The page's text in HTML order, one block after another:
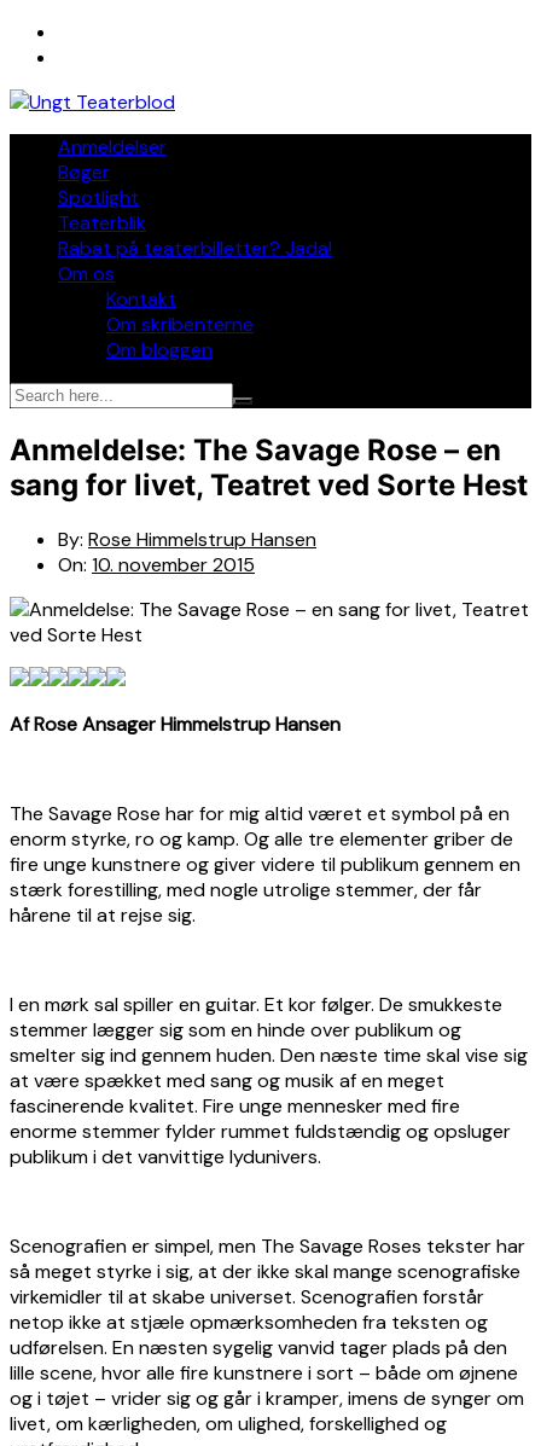
Skip
Anmeldelser
Bøger
Spotlight
Teaterblik
Rabat på teaterbilletter? Jada!
Om os
Kontakt
Om skribenterne
Om bloggen
Anmeldelse: The Savage Rose – en
sang for livet, Teatret ved Sorte Hest
By: Rose Himmelstrup Hansen
On: 10. november 2015
Af Rose Ansager Himmelstrup Hansen
The Savage Rose har for mig altid været et symbol på en
enorm styrke, ro og kamp. Og alle tre elementer griber de
fire unge kunstnere og giver videre til publikum gennem en
stærk forestilling, med nogle utrolige stemmer, der får
hårene til at rejse sig.
I en mørk sal spiller en guitar. Et kor følger. De smukkeste
stemmer lægger sig som en hinde over publikum og
smelter sig ind gennem huden. Den næste time skal vise sig
at være spækket med sang og musik af en meget
fascinerende kvalitet. Fire unge mennesker med fire
enorme stemmer fylder rummet fuldstændig og opsluger
publikum i det vanvittige lydunivers.
Scenografien er simpel, men The Savage Roses tekster har
så meget styrke i sig, at der ikke skal mange scenografiske
virkemidler til at skabe universet. Scenografien forstår
netop ikke at stjæle opmærksomheden fra teksten og
udførelsen. En næsten sygelig vanvid tager plads på den
lille scene, hvor alle fire kunstnere i sort – både om øjnene
og i tøjet – vrider sig og går i kramper, imens de synger om
livet, om kærligheden, om ulighed, forskellighed og